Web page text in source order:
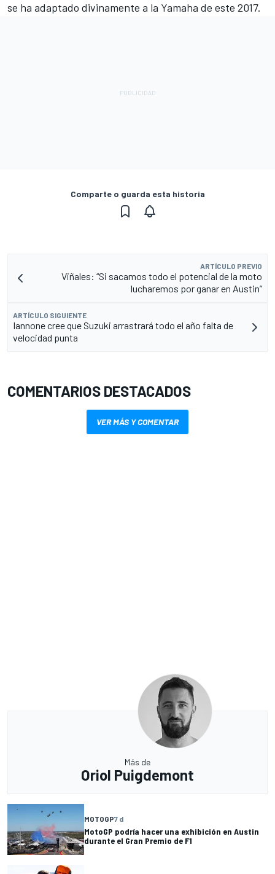
se ha adaptado divinamente a la Yamaha de este 2017.
Comparte o guarda esta historia
ARTÍCULO PREVIO
Viñales: “Si sacamos todo el potencial de la moto
lucharemos por ganar en Austin”
ARTÍCULO SIGUIENTE
Iannone cree que Suzuki arrastrará todo el año falta de
velocidad punta
COMENTARIOS DESTACADOS
VER MÁS Y COMENTAR
Más de
Oriol Puigdemont
MOTOGP7 d
MotoGP podría hacer una exhibición en Austin
durante el Gran Premio de F1